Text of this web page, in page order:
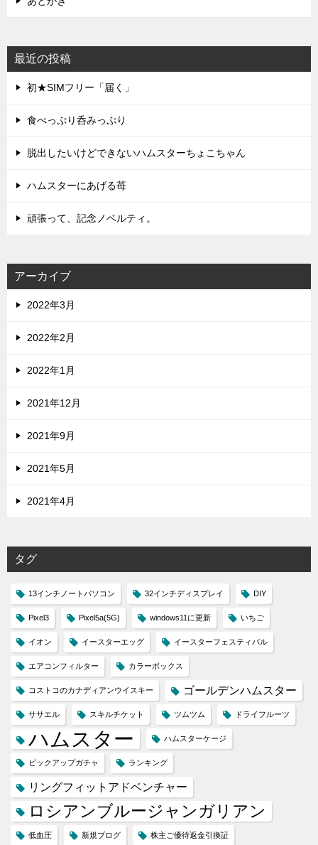
最近の投稿
初★SIMフリー「届く」
食べっぷり呑みっぷり
脱出したいけどできないハムスターちょこちゃん
ハムスターにあげる苺
頑張って、記念ノベルティ。
アーカイブ
2022年3月
2022年2月
2022年1月
2021年12月
2021年9月
2021年5月
2021年4月
タグ
13インチノートパソコン 32インチディスプレイ DIY
Pixel3 Pixel5a(5G) windows11に更新 いちご
イオン イースターエッグ イースターフェスティバル
エアコンフィルター カラーボックス
コストコのカナディアンウイスキー ゴールデンハムスター
ササエル スキルチケット ツムツム ドライフルーツ
ハムスター ハムスターケージ
ピックアップガチャ ランキング
リングフィットアドベンチャー
ロシアンブルージャンガリアン
低血圧 新規ブログ 株主ご優待返金引換証